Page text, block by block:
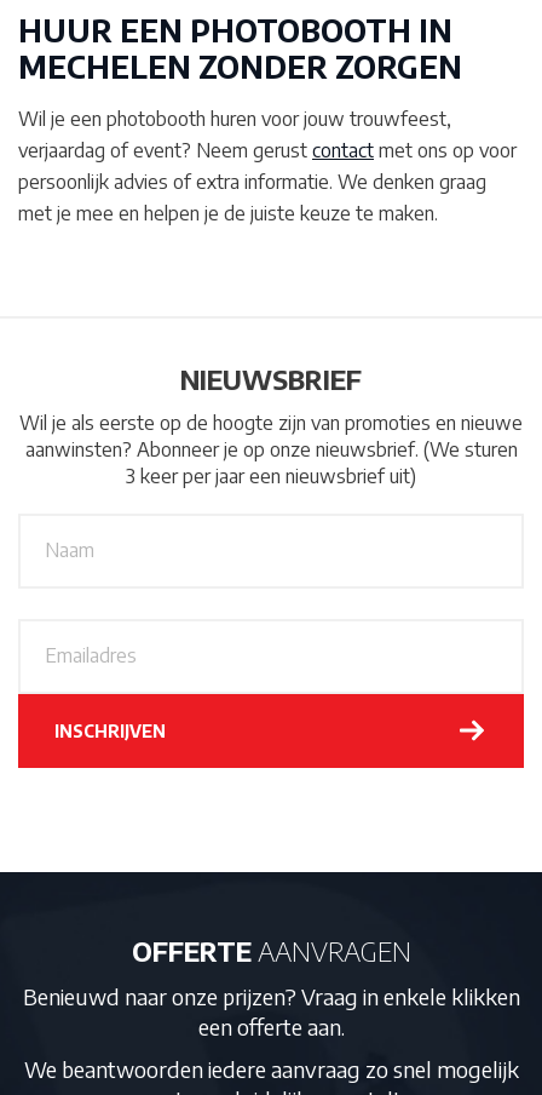
HUUR EEN PHOTOBOOTH IN
MECHELEN ZONDER ZORGEN
Wil je een photobooth huren voor jouw trouwfeest,
verjaardag of event? Neem gerust contact met ons op voor
persoonlijk advies of extra informatie. We denken graag
met je mee en helpen je de juiste keuze te maken.
NIEUWSBRIEF
Wil je als eerste op de hoogte zijn van promoties en nieuwe
aanwinsten? Abonneer je op onze nieuwsbrief. (We sturen
3 keer per jaar een nieuwsbrief uit)
i
d
*
INSCHRIJVEN
OFFERTEAANVRAGEN
Benieuwd naar onze prijzen? Vraag in enkele klikken
een offerte aan.
We beantwoorden iedere aanvraag zo snel mogelijk